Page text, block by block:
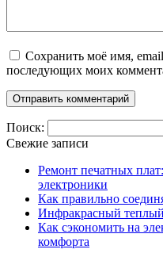
Сохранить моё имя, email
последующих моих
Поиск:
Свежие записи
Ремонт печатных
электроники
Как правильно
Инфракрасный
Как сэкономить на
комфорта